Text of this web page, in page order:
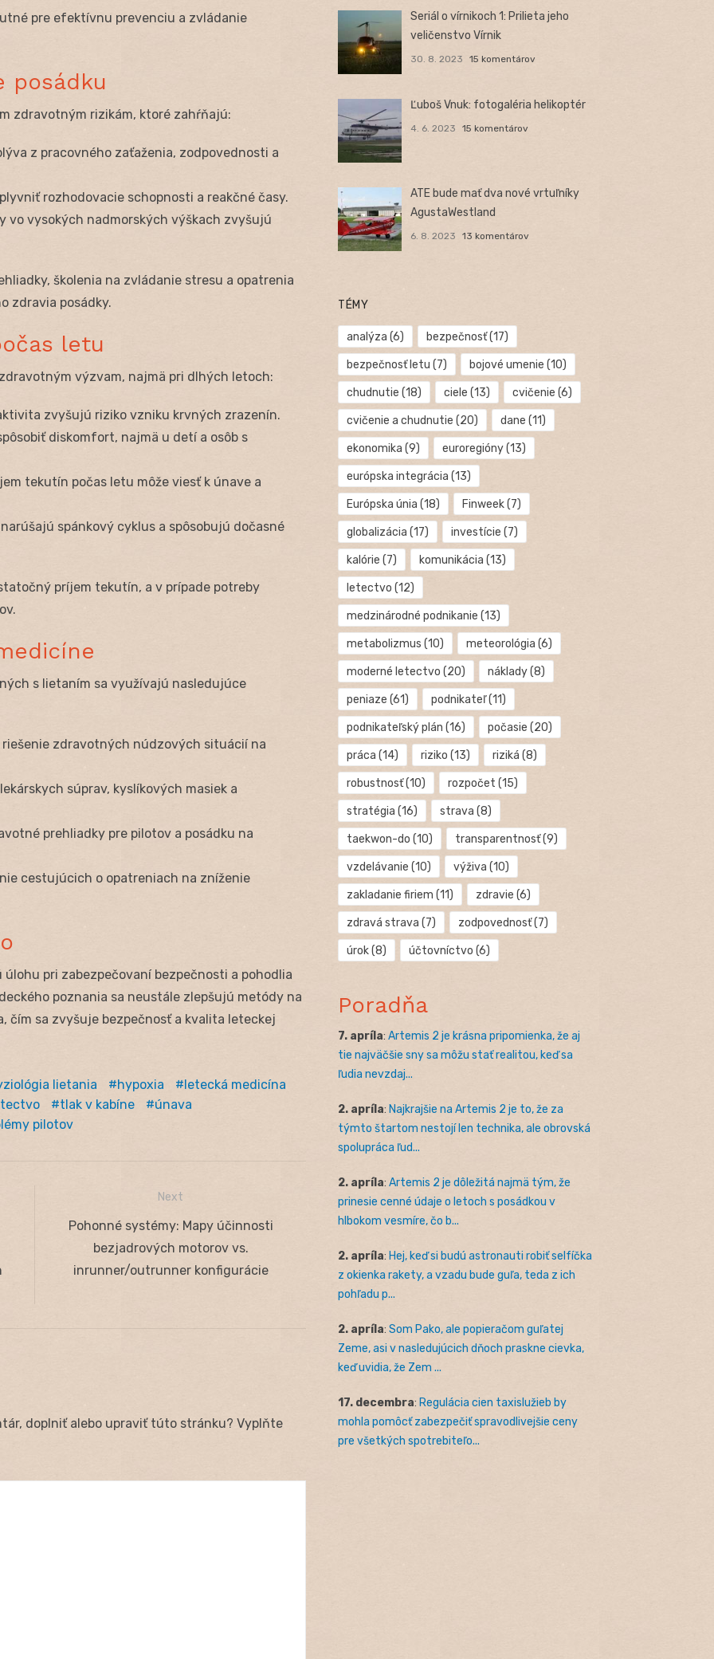
pre efektívnu prevenciu a zvládanie
posádku
zdravotným rizikám, ktoré zahŕňajú:
z pracovného zaťaženia, zodpovednosti a
rozhodovacie schopnosti a reakčné časy.
vo vysokých nadmorských výškach zvyšujú
školenia na zvládanie stresu a opatrenia
zdravia posádky.
letu
výzvam, najmä pri dlhých letoch:
zvyšujú riziko vzniku krvných zrazenín.
diskomfort, najmä u detí a osôb s
tekutín počas letu môže viesť k únave a
spánkový cyklus a spôsobujú dočasné
príjem tekutín, a v prípade potreby
s lietaním sa využívajú nasledujúce
zdravotných núdzových situácií na
súprav, kyslíkových masiek a
prehliadky pre pilotov a posádku na
cestujúcich o opatreniach na zníženie
pri zabezpečovaní bezpečnosti a pohodlia
poznania sa neustále zlepšujú metódy na
sa zvyšuje bezpečnosť a kvalita leteckej
lietania hypoxia
letecká medicína
tlak v kabíne
únava
pilotov
Next
Next
post:
Pohonné systémy: Mapy účinnosti
bezjadrových motorov vs.
inrunner/outrunner konfigurácie
doplniť alebo upraviť túto stránku? Vyplňte
Seriál o vírnikoch 1: Prilieta jeho
veličenstvo Vírnik
30. 8. 2023 15 komentárov
Ľuboš Vnuk: fotogaléria helikoptér
4. 6. 2023 15 komentárov
ATE bude mať dva nové vrtuľníky
AgustaWestland
6. 8. 2023 13 komentárov
TÉMY
analýza (6) bezpečnosť(17)
bezpečnosť letu (7) bojové umenie (10)
chudnutie (18) ciele (13) cvičenie (6)
cvičenie a chudnutie (20) dane (11)
ekonomika (9) euroregióny(13)
európska integrácia (13)
Európska únia (18) Finweek(7)
globalizácia (17) investície (7)
kalórie (7) komunikácia (13)
letectvo (12)
medzinárodné podnikanie (13)
metabolizmus (10) meteorológia (6)
moderné letectvo (20) náklady(8)
peniaze (61) podnikateľ(11)
podnikateľský plán (16) počasie (20)
práca (14) riziko (13) riziká (8)
robustnosť(10) rozpočet (15)
stratégia (16) strava (8)
taekwon-do (10) transparentnosť(9)
vzdelávanie (10) výživa (10)
zakladanie firiem (11) zdravie (6)
zdravá strava (7) zodpovednosť(7)
úrok(8) účtovníctvo (6)
Poradňa
7. apríla: Artemis 2 je krásna pripomienka, že aj
tie najväčšie sny sa môžu stať realitou, keď sa
ľudia nevzdaj...
2. apríla: Najkrajšie na Artemis 2 je to, že za
týmto štartom nestojí len technika, ale obrovská
spolupráca ľud...
2. apríla: Artemis 2 je dôležitá najmä tým, že
prinesie cenné údaje o letoch s posádkou v
hlbokom vesmíre, čo b...
2. apríla: Hej, keď si budú astronauti robiť selfíčka
z okienka rakety, a vzadu bude guľa, teda z ich
pohľadu p...
2. apríla: Som Pako, ale popieračom guľatej
Zeme, asi v nasledujúcich dňoch praskne cievka,
keď uvidia, že Zem ...
17. decembra: Regulácia cien taxislužieb by
mohla pomôcť zabezpečiť spravodlivejšie ceny
pre všetkých spotrebiteľo...